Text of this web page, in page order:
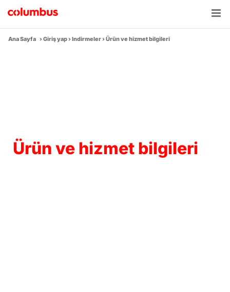
content
Ana Sayfa ›Giriş yap›Indirmeler›Ürün ve hizmet bilgileri
Ürün ve hizmet bilgileri